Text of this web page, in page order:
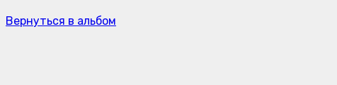
Вернуться в альбом